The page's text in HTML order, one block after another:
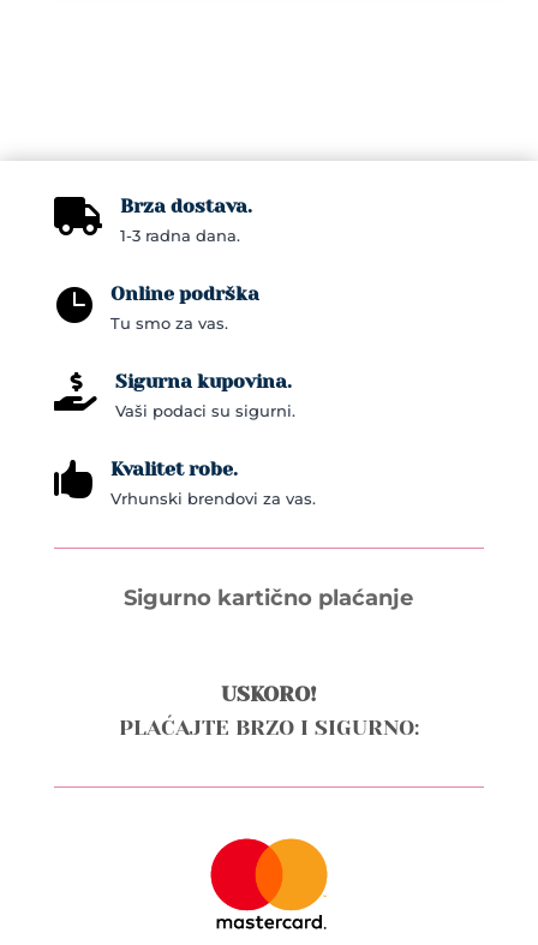
 Brza dostava.
1-3 radna dana.
 Online podrška
Tu smo za vas.
 Sigurna kupovina.
Vaši podaci su sigurni.
 Kvalitet robe.
Vrhunski brendovi za vas.
Sigurno kartično plaćanje
USKORO!
PLAĆAJTE BRZO I SIGURNO: